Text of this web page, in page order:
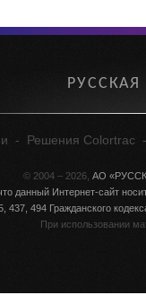
- Решения Colortrac
© 2004 – 2026, АО
данный Интернет-сайт
437, 494 Гражданского
При использовании